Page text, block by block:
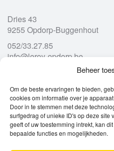
Beheer
Om de beste ervaringen te bieden,
cookies om informatie over je
Door in te stemmen met deze
surfgedrag of unieke ID's op deze site
geeft of uw toestemming intrekt, kan
bepaalde functies en mogelijkheden.
Dries 43
9255 Opdorp-Buggenhout
052/33.27.85
info@leroy-opdorp.be
Openingsuren
Ma
gesloten
Di
9u – 12u
13u – 18u00
Wo
9u – 12u
13u – 18u00
Do
9u – 12u 13u – 18u00